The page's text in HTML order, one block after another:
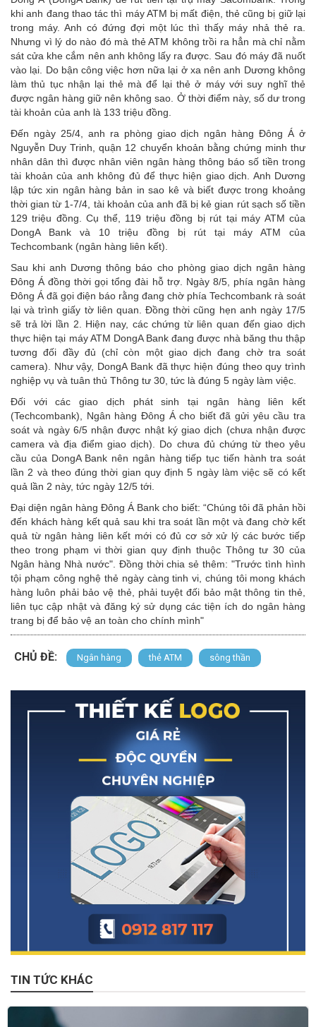
khi anh đang thao tác thì máy ATM bị mất điện, thẻ cũng bị giữ lại
trong máy. Anh có đứng đợi một lúc thì thấy máy nhả thẻ ra.
Nhưng vì lý do nào đó mà thẻ ATM không trồi ra hẳn mà chỉ nằm
sát cửa khe cắm nên anh không lấy ra được. Sau đó máy đã nuốt
vào lại. Do bận công việc hơn nữa lại ở xa nên anh Dương không
làm thủ tục nhận lại thẻ mà để lại thẻ ở máy với suy nghĩ thẻ
được ngân hàng giữ nên không sao. Ở thời điểm này, số dư trong
tài khoản của anh là 133 triệu đồng.
Đến ngày 25/4, anh ra phòng giao dịch ngân hàng Đông Á ở
Nguyễn Duy Trinh, quận 12 chuyển khoản bằng chứng minh thư
nhân dân thì được nhân viên ngân hàng thông báo số tiền trong
tài khoản của anh không đủ để thực hiện giao dịch. Anh Dương
lập tức xin ngân hàng bản in sao kê và biết được trong khoảng
thời gian từ 1-7/4, tài khoản của anh đã bị kẻ gian rút sạch số tiền
129 triệu đồng. Cụ thể, 119 triệu đồng bị rút tại máy ATM của
DongA Bank và 10 triệu đồng bị rút tại máy ATM của
Techcombank (ngân hàng liên kết).
Sau khi anh Dương thông báo cho phòng giao dịch ngân hàng
Đông Á đồng thời gọi tổng đài hỗ trợ. Ngày 8/5, phía ngân hàng
Đông Á đã gọi điện báo rằng đang chờ phía Techcombank rà soát
lại và trình giấy tờ liên quan. Đồng thời cũng hẹn anh ngày 17/5
sẽ trả lời lần 2. Hiện nay, các chứng từ liên quan đến giao dịch
thực hiện tại máy ATM DongA Bank đang được nhà băng thu thập
tương đối đầy đủ (chỉ còn một giao dịch đang chờ tra soát
camera). Như vậy, DongA Bank đã thực hiện đúng theo quy trình
nghiệp vụ và tuân thủ Thông tư 30, tức là đúng 5 ngày làm việc.
Đối với các giao dịch phát sinh tại ngân hàng liên kết
(Techcombank), Ngân hàng Đông Á cho biết đã gửi yêu cầu tra
soát và ngày 6/5 nhận được nhật ký giao dịch (chưa nhận được
camera và địa điểm giao dịch). Do chưa đủ chứng từ theo yêu
cầu của DongA Bank nên ngân hàng tiếp tục tiến hành tra soát
lần 2 và theo đúng thời gian quy định 5 ngày làm việc sẽ có kết
quả lần 2 này, tức ngày 12/5 tới.
Đại diện ngân hàng Đông Á Bank cho biết: “Chúng tôi đã phản hồi
đến khách hàng kết quả sau khi tra soát lần một và đang chờ kết
quả từ ngân hàng liên kết mới có đủ cơ sở xử lý các bước tiếp
theo trong phạm vi thời gian quy định thuộc Thông tư 30 của
Ngân hàng Nhà nước". Đồng thời chia sẻ thêm: "Trước tình hình
tội phạm công nghệ thẻ ngày càng tinh vi, chúng tôi mong khách
hàng luôn phải bảo vệ thẻ, phải tuyệt đối bảo mật thông tin thẻ,
liên tục cập nhật và đăng ký sử dụng các tiện ích do ngân hàng
trang bị để bảo vệ an toàn cho chính mình"
CHỦ ĐỀ: Ngân hàng thẻ ATM sông thần
TIN TỨC KHÁC